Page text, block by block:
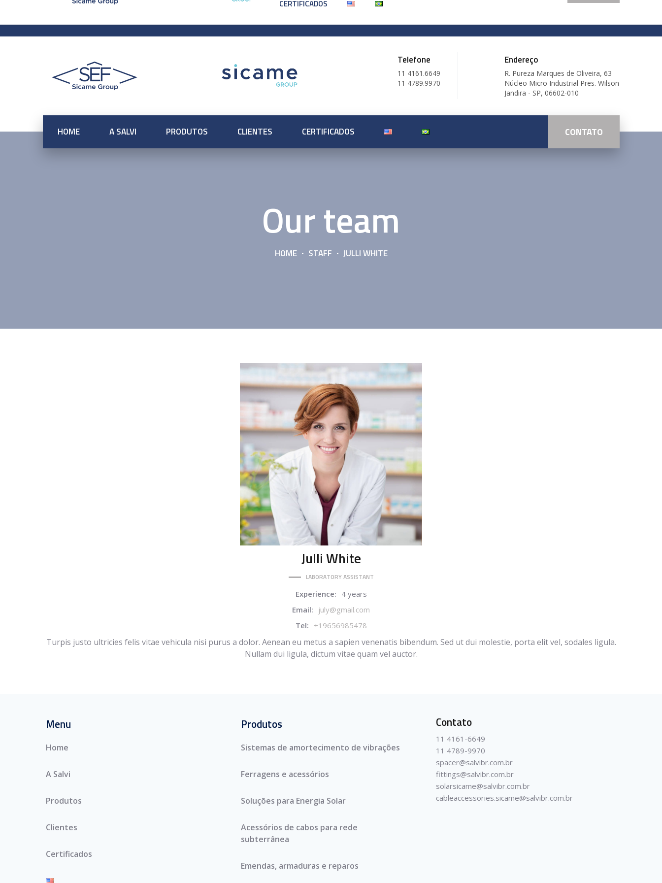
CERTIFICADOS
Telefone
11 4161.6649
11 4789.9970
Endereço
R. Pureza Marques de Oliveira, 63
Núcleo Micro Industrial Pres. Wilson
Jandira - SP, 06602-010
HOME A SALVI PRODUTOS CLIENTES CERTIFICADOS CONTATO
Our team
HOME STAFF JULLI WHITE
JulliWhite
LABORATORY ASSISTANT
Experience: 4 years
Email:
july@gmail.com
Tel: +19656985478
Turpis justo ultricies felis vitae vehicula nisi purus a dolor. Aenean eu metus a sapien venenatis bibendum. Sed ut dui molestie, porta elit vel, sodales ligula.
Nullam dui ligula, dictum vitae quam vel auctor.
Menu
Home
A Salvi
Produtos
Clientes
Certificados
Produtos
Sistemas de amortecimento de vibrações
Ferragens e acessórios
Soluções para Energia Solar
Acessórios de cabos para rede
subterrânea
Emendas, armaduras e reparos
Contato
11 4161-6649
11 4789-9970
spacer@salvibr.com.br
fittings@salvibr.com.br
solarsicame@salvibr.com.br
cableaccessories.sicame@salvibr.com.br